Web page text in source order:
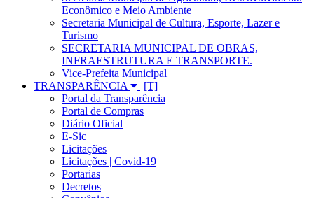
Econômico e Meio Ambiente
Secretaria Municipal de Cultura, Esporte, Lazer e
Turismo
SECRETARIA MUNICIPAL DE OBRAS,
INFRAESTRUTURA E TRANSPORTE.
Vice-Prefeita Municipal
TRANSPARÊNCIA
Portal da Transparência
Portal de Compras
Diário Oficial
E-Sic
Licitações
Licitações | Covid-19
Portarias
Decretos